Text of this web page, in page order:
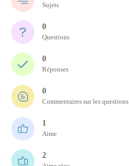
Sujets
0
Questions
0
Réponses
0
Commentaires sur les questions
1
Aime
2